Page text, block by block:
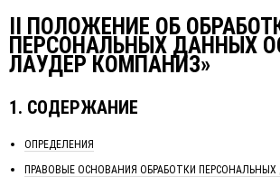
II ПОЛОЖЕНИЕ ОБ
ПЕРСОНАЛЬНЫХ ДАННЫХ
ЛАУДЕР КОМПАНИЗ»
1. СОДЕРЖАНИЕ
ОПРЕДЕЛЕНИЯ
ПРАВОВЫЕ ОСНОВАНИЯ ОБРАБОТКИ